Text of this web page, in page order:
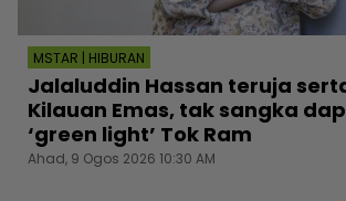
MSTAR | HIBURAN
Jalaluddin Hassan teruja
Kilauan Emas, tak sangka
‘green light’ Tok Ram
Ahad, 9 Ogos 2026 10:30 AM